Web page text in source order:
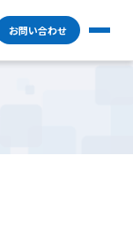
お問い合わせ